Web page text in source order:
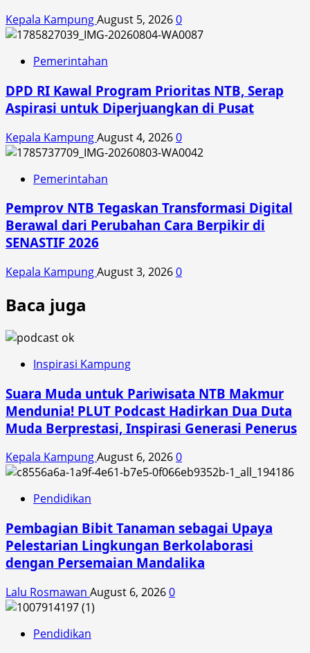
Kepala KampungAugust 5, 20260
Pemerintahan
DPD RI Kawal Program Prioritas NTB, Serap
Aspirasi untuk Diperjuangkan di Pusat
Kepala KampungAugust 4, 20260
Pemerintahan
Pemprov NTB Tegaskan Transformasi Digital
Berawal dari Perubahan Cara Berpikir di
SENASTIF 2026
Kepala KampungAugust 3, 20260
Baca juga
Inspirasi Kampung
Suara Muda untuk Pariwisata NTB Makmur
Mendunia! PLUT Podcast Hadirkan Dua Duta
Muda Berprestasi, Inspirasi Generasi Penerus
Kepala KampungAugust 6, 20260
Pendidikan
Pembagian Bibit Tanaman sebagai Upaya
Pelestarian Lingkungan Berkolaborasi
dengan Persemaian Mandalika
Lalu Rosmawan August 6, 20260
Pendidikan